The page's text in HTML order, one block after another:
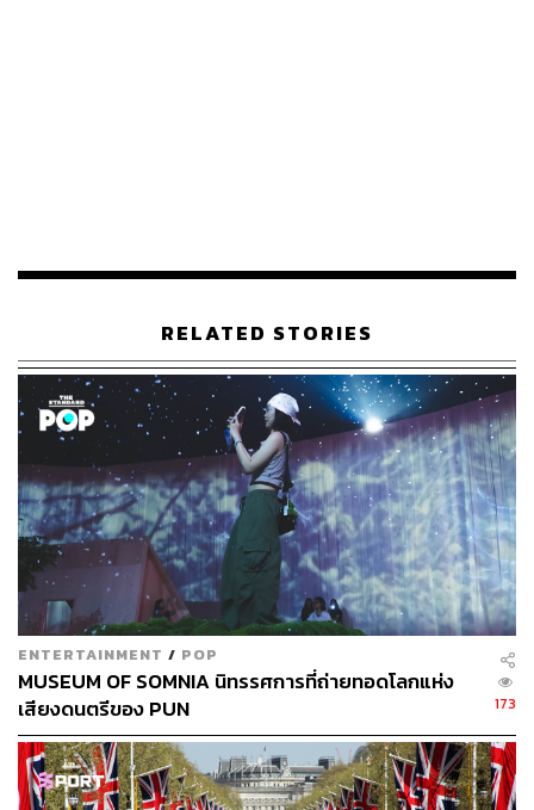
When:วันนี้ – 31 กรกฎาคม 2568 เวลา 10.00-19.00 น.
THE STANDARDXBANGKOK
RELATED STORIES
ENTERTAINMENT / POP
MUSEUM OF SOMNIA นิทรรศการที่ถ่ายทอดโลกแห่ง
เสียงดนตรีของ PUN
173